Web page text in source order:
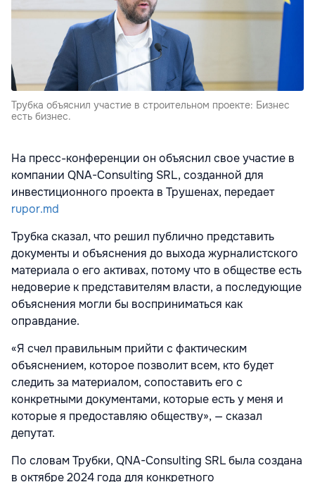
Трубка объяснил участие в строительном проекте: Бизнес
есть бизнес.
На пресс-конференции он объяснил свое участие в
компании QNA-Consulting SRL, созданной для
инвестиционного проекта в Трушенах, передает
rupor.md
Трубка сказал, что решил публично представить
документы и объяснения до выхода журналистского
материала о его активах, потому что в обществе есть
недоверие к представителям власти, а последующие
объяснения могли бы восприниматься как
оправдание.
«Я счел правильным прийти с фактическим
объяснением, которое позволит всем, кто будет
следить за материалом, сопоставить его с
конкретными документами, которые есть у меня и
которые я предоставляю обществу», — сказал
депутат.
По словам Трубки, QNA-Consulting SRL была создана
в октябре 2024 года для конкретного